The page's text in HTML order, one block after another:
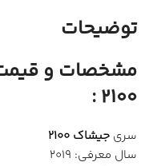
توضیحات
مشخصات و
2100
:
سری جیشاک 2100
سال معرفی: 2019